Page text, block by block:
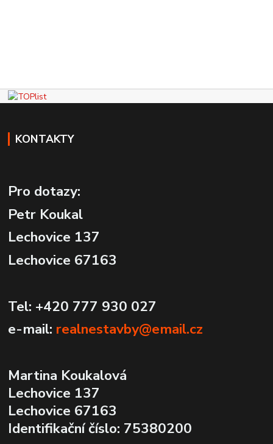
KONTAKTY
Pro dotazy:
Petr Koukal
Lechovice 137
Lechovice 67163
Tel: +420 777 930 027
e-mail: realnestavby@email.cz
Martina Koukalová
Lechovice 137
Lechovice 67163
Identifikační číslo: 75380200